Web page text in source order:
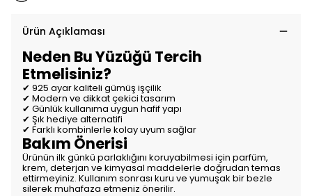
Ürün Açıklaması
Neden Bu Yüzüğü Tercih
Etmelisiniz?
✔ 925 ayar kaliteli gümüş işçilik
✔ Modern ve dikkat çekici tasarım
✔ Günlük kullanıma uygun hafif yapı
✔ Şık hediye alternatifi
✔ Farklı kombinlerle kolay uyum sağlar
Bakım Önerisi
Ürünün ilk günkü parlaklığını koruyabilmesi için parfüm,
krem, deterjan ve kimyasal maddelerle doğrudan temas
ettirmeyiniz. Kullanım sonrası kuru ve yumuşak bir bezle
silerek muhafaza etmeniz önerilir.